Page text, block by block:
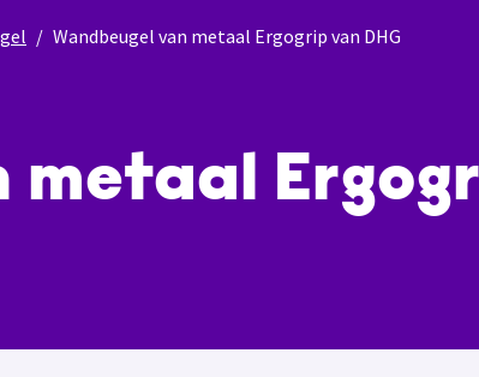
Wandbeugel van metaal Ergogrip van DHG
metaal